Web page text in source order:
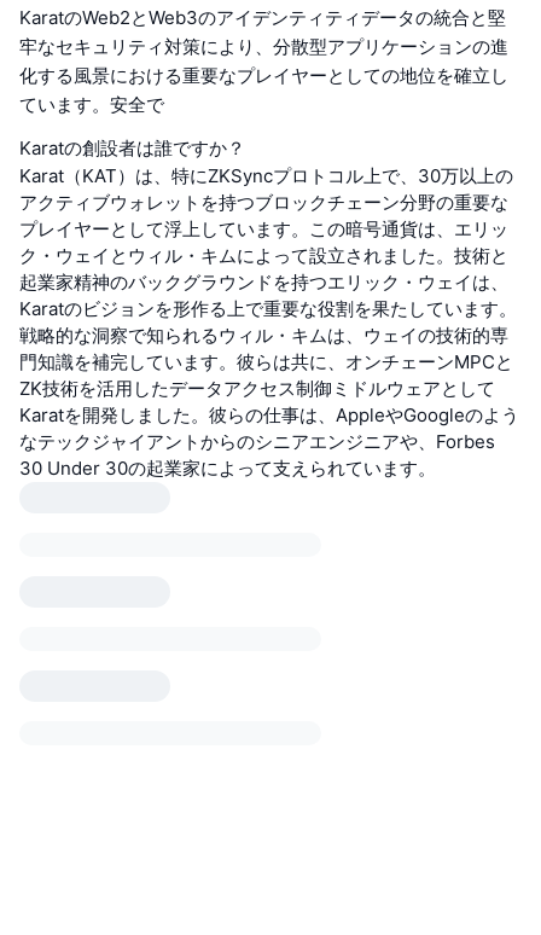
KaratのWeb2とWeb3のアイデンティティデータの統合と堅
牢なセキュリティ対策により、分散型アプリケーションの進
化する風景における重要なプレイヤーとしての地位を確立し
ています。安全で
Karatの創設者は誰ですか？
Karat（KAT）は、特にZKSyncプロトコル上で、30万以上の
アクティブウォレットを持つブロックチェーン分野の重要な
プレイヤーとして浮上しています。この暗号通貨は、エリッ
ク・ウェイとウィル・キムによって設立されました。技術と
起業家精神のバックグラウンドを持つエリック・ウェイは、
Karatのビジョンを形作る上で重要な役割を果たしています。
戦略的な洞察で知られるウィル・キムは、ウェイの技術的専
門知識を補完しています。彼らは共に、オンチェーンMPCと
ZK技術を活用したデータアクセス制御ミドルウェアとして
Karatを開発しました。彼らの仕事は、AppleやGoogleのよう
なテックジャイアントからのシニアエンジニアや、Forbes
30 Under 30の起業家によって支えられています。